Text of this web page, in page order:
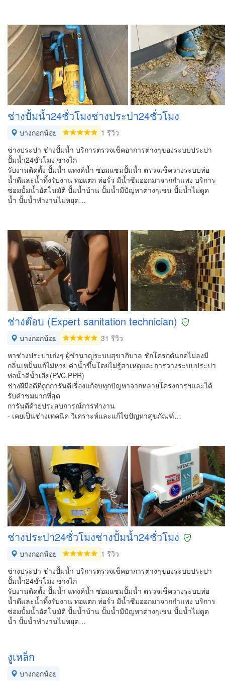
ช่างปั้มน้ำ24ชั่วโมงช่างประปา24ชั่วโมง
บางกอกน้อย
1 รีวิว
ช่างประปา ช่างปั้มน้ำ บริการตรวจเช็คอาการต่างๆของระบบประปา
ปั้มน้ำ24ชั่วโมง ช่างไก่
รับงานติดตั้ง ปั้มน้ำ แทงค์น้ำ ซ่อมแซมปั้มน้ำ ตรวจเช็ควางระบบท่อ
น้ำดีและน้ำทิ้งรับงาน ท่อแตก ท่อรั่ว มีน้ำซึมออกมาจากกำแพง บริการ
ซ่อมปั้มน้ำอัตโนมัติ ปั้มน้ำบ้าน ปั้มน้ำมีปัญหาต่างๆเช่น ปั้มน้ำไม่ดูด
น้ำ ปั้มน้ำทำงานไม่หยุด…
ช่างต๊อบ (Expert sanitation technician)
บางกอกน้อย
31 รีวิว
หาช่างประปาเก่งๆ ผู้ชำนาญระบบสุขาภิบาล ชักโครกตันกดไม่ลงมี
กลิ่นเหม็นแก้ไม่หาย ค่าน้ำขึ้นโดยไม่รู้สาเหตุและการวางระบบประปา
ท่อน้ำดีน้ำเสีย(PVC,PPR)
ช่างฝีมือดีที่ถูกการันตีเรื่องแก้จบทุกปัญหาจากหลายโครงการฯและได้
รับคำชมมากที่สุด
การันตีด้วยประสบการณ์การทำงาน
- เคยเป็นช่างเทคนิค วิเคราะห์และแก้ไขปัญหาสุขภัณฑ์…
ช่างประปา24ชั่วโมงช่างปั้มน้ำ24ชั่วโมง
บางกอกน้อย
1 รีวิว
ช่างประปา ช่างปั้มน้ำ บริการตรวจเช็คอาการต่างๆของระบบประปา
ปั้มน้ำ24ชั่วโมง ช่างไก่
รับงานติดตั้ง ปั้มน้ำ แทงค์น้ำ ซ่อมแซมปั้มน้ำ ตรวจเช็ควางระบบท่อ
น้ำดีและน้ำทิ้งรับงาน ท่อแตก ท่อรั่ว มีน้ำซึมออกมาจากกำแพง บริการ
ซ่อมปั้มน้ำอัตโนมัติ ปั้มน้ำบ้าน ปั้มน้ำมีปัญหาต่างๆเช่น ปั้มน้ำไม่ดูด
น้ำ ปั้มน้ำทำงานไม่หยุด…
งูเหล็ก
บางกอกน้อย